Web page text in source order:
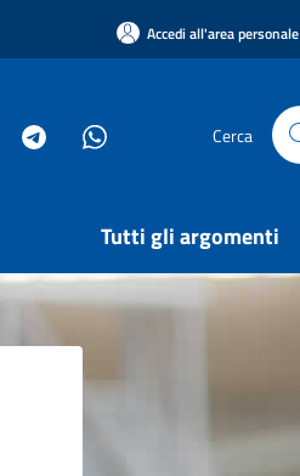
Accedi all'area personale
Cerca
Tutti gli argomenti